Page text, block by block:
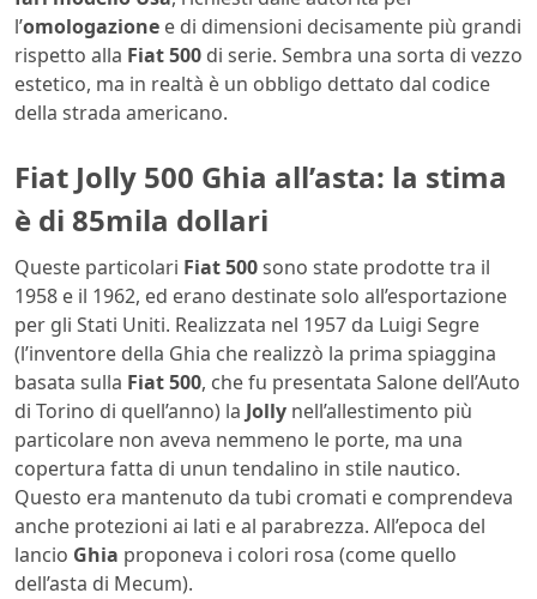
l’omologazione e di dimensioni decisamente più grandi
rispetto alla Fiat 500 di serie. Sembra una sorta di vezzo
estetico, ma in realtà è un obbligo dettato dal codice
della strada americano.
Fiat Jolly 500 Ghia all’asta: la stima
è di 85mila dollari
Queste particolari Fiat 500sono state prodotte tra il
1958 e il 1962, ed erano destinate solo all’esportazione
per gli Stati Uniti. Realizzata nel 1957 da Luigi Segre
(l’inventore della Ghia che realizzò la prima spiaggina
basata sulla Fiat 500, che fu presentata Salone dell’Auto
di Torino di quell’anno) la Jolly nell’allestimento più
particolare non aveva nemmeno le porte, ma una
copertura fatta di unun tendalino in stile nautico.
Questo era mantenuto da tubi cromati e comprendeva
anche protezioni ai lati e al parabrezza. All’epoca del
lancio Ghia proponeva i colori rosa (come quello
dell’asta di Mecum).